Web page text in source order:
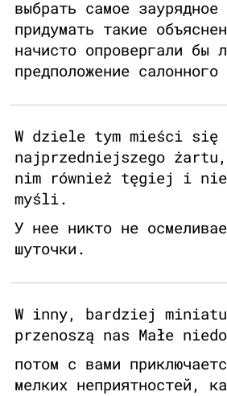
выбрать самое
придумать такие
начисто опровергали бы
предположение
W dziele tym mieści
najprzedniejszego
nim również tęgiej i
myśli.
У нее никто не
шуточки.
W inny, bardziej
przenoszą nas Małe
потом с вами
мелких неприятностей,